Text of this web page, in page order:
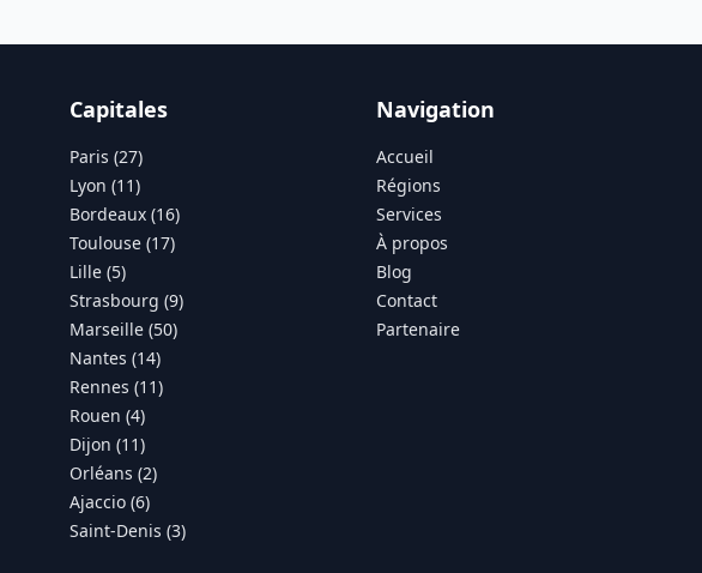
Capitales
Paris (27)
Lyon (11)
Bordeaux (16)
Toulouse (17)
Lille (5)
Strasbourg (9)
Marseille (50)
Nantes (14)
Rennes (11)
Rouen (4)
Dijon (11)
Orléans (2)
Ajaccio (6)
Saint-Denis (3)
Navigation
Accueil
Régions
Services
À propos
Blog
Contact
Partenaire